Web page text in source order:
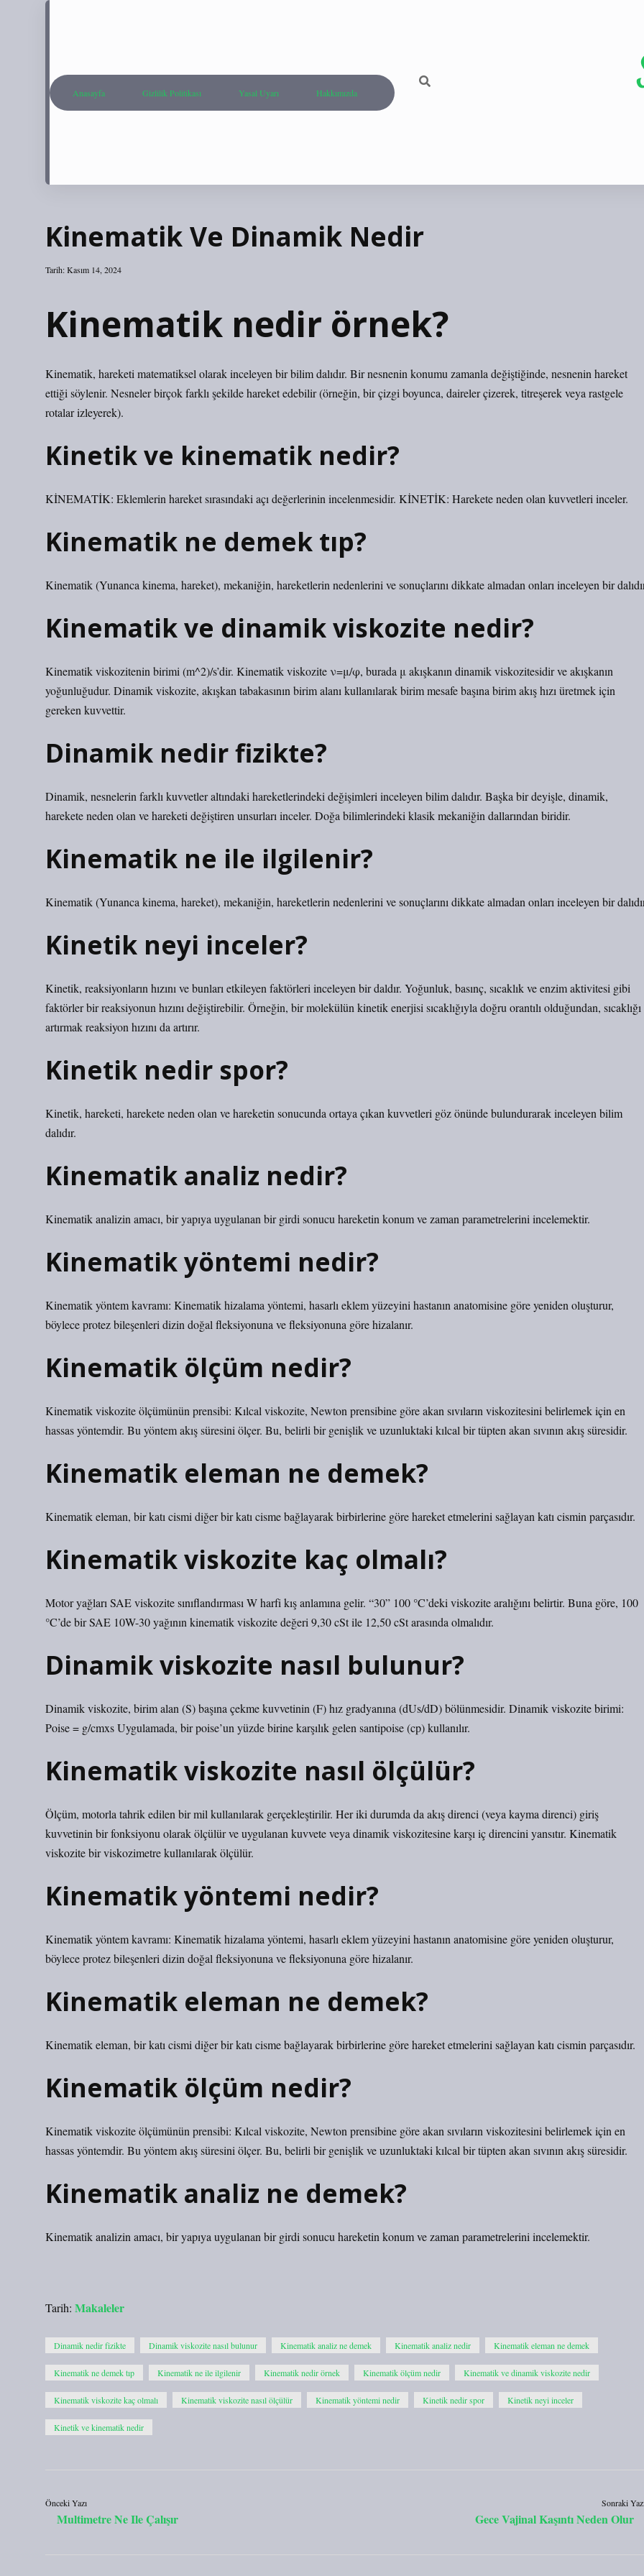
Anasayfa Gizlilik Politikası Yasal Uyarı Hakkımızda
Kinematik Ve Dinamik Nedir
Tarih: Kasım 14, 2024
Kinematik nedir örnek?
Kinematik, hareketi matematiksel olarak inceleyen bir bilim dalıdır. Bir nesnenin konumu zamanla değiştiğinde, nesnenin hareket
ettiği söylenir. Nesneler birçok farklı şekilde hareket edebilir (örneğin, bir çizgi boyunca, daireler çizerek, titreşerek veya rastgele
rotalar izleyerek).
Kinetik ve kinematik nedir?
KİNEMATİK: Eklemlerin hareket sırasındaki açı değerlerinin incelenmesidir. KİNETİK: Harekete neden olan kuvvetleri inceler.
Kinematik ne demek tıp?
Kinematik (Yunanca kinema, hareket), mekaniğin, hareketlerin nedenlerini ve sonuçlarını dikkate almadan onları inceleyen bir
Kinematik ve dinamik viskozite nedir?
Kinematik viskozitenin birimi (m^2)/s’dir. Kinematik viskozite ν=μ/φ, burada μ akışkanın dinamik viskozitesidir ve akışkanın
yoğunluğudur. Dinamik viskozite, akışkan tabakasının birim alanı kullanılarak birim mesafe başına birim akış hızı üretmek için
gereken kuvvettir.
Dinamik nedir fizikte?
Dinamik, nesnelerin farklı kuvvetler altındaki hareketlerindeki değişimleri inceleyen bilim dalıdır. Başka bir deyişle, dinamik,
harekete neden olan ve hareketi değiştiren unsurları inceler. Doğa bilimlerindeki klasik mekaniğin dallarından biridir.
Kinematik ne ile ilgilenir?
Kinematik (Yunanca kinema, hareket), mekaniğin, hareketlerin nedenlerini ve sonuçlarını dikkate almadan onları inceleyen bir
Kinetik neyi inceler?
Kinetik, reaksiyonların hızını ve bunları etkileyen faktörleri inceleyen bir daldır. Yoğunluk, basınç, sıcaklık ve enzim aktivitesi gibi
faktörler bir reaksiyonun hızını değiştirebilir. Örneğin, bir molekülün kinetik enerjisi sıcaklığıyla doğru orantılı olduğundan, sıcaklığı
artırmak reaksiyon hızını da artırır.
Kinetik nedir spor?
Kinetik, hareketi, harekete neden olan ve hareketin sonucunda ortaya çıkan kuvvetleri göz önünde bulundurarak inceleyen bilim
dalıdır.
Kinematik analiz nedir?
Kinematik analizin amacı, bir yapıya uygulanan bir girdi sonucu hareketin konum ve zaman parametrelerini incelemektir.
Kinematik yöntemi nedir?
Kinematik yöntem kavramı: Kinematik hizalama yöntemi, hasarlı eklem yüzeyini hastanın anatomisine göre yeniden oluşturur,
böylece protez bileşenleri dizin doğal fleksiyonuna ve fleksiyonuna göre hizalanır.
Kinematik ölçüm nedir?
Kinematik viskozite ölçümünün prensibi: Kılcal viskozite, Newton prensibine göre akan sıvıların viskozitesini belirlemek için en
hassas yöntemdir. Bu yöntem akış süresini ölçer. Bu, belirli bir genişlik ve uzunluktaki kılcal bir tüpten akan sıvının akış süresidir.
Kinematik eleman ne demek?
Kinematik eleman, bir katı cismi diğer bir katı cisme bağlayarak birbirlerine göre hareket etmelerini sağlayan katı cismin parçasıdır.
Kinematik viskozite kaç olmalı?
Motor yağları SAE viskozite sınıflandırması W harfi kış anlamına gelir. “30” 100 °C’deki viskozite aralığını belirtir. Buna göre, 100
°C’de bir SAE 10W-30 yağının kinematik viskozite değeri 9,30 cSt ile 12,50 cSt arasında olmalıdır.
Dinamik viskozite nasıl bulunur?
Dinamik viskozite, birim alan (S) başına çekme kuvvetinin (F) hız gradyanına (dUs/dD) bölünmesidir. Dinamik viskozite birimi:
Poise = g/cmxs Uygulamada, bir poise’un yüzde birine karşılık gelen santipoise (cp) kullanılır.
Kinematik viskozite nasıl ölçülür?
Ölçüm, motorla tahrik edilen bir mil kullanılarak gerçekleştirilir. Her iki durumda da akış direnci (veya kayma direnci) giriş
kuvvetinin bir fonksiyonu olarak ölçülür ve uygulanan kuvvete veya dinamik viskozitesine karşı iç direncini yansıtır. Kinematik
viskozite bir viskozimetre kullanılarak ölçülür.
Kinematik yöntemi nedir?
Kinematik yöntem kavramı: Kinematik hizalama yöntemi, hasarlı eklem yüzeyini hastanın anatomisine göre yeniden oluşturur,
böylece protez bileşenleri dizin doğal fleksiyonuna ve fleksiyonuna göre hizalanır.
Kinematik eleman ne demek?
Kinematik eleman, bir katı cismi diğer bir katı cisme bağlayarak birbirlerine göre hareket etmelerini sağlayan katı cismin parçasıdır.
Kinematik ölçüm nedir?
Kinematik viskozite ölçümünün prensibi: Kılcal viskozite, Newton prensibine göre akan sıvıların viskozitesini belirlemek için en
hassas yöntemdir. Bu yöntem akış süresini ölçer. Bu, belirli bir genişlik ve uzunluktaki kılcal bir tüpten akan sıvının akış süresidir.
Kinematik analiz ne demek?
Kinematik analizin amacı, bir yapıya uygulanan bir girdi sonucu hareketin konum ve zaman parametrelerini incelemektir.
Tarih: Makaleler
Dinamik nedir fizikte Dinamik viskozite nasıl bulunur Kinematik analiz ne demek Kinematik analiz nedir Kinematik eleman ne demek
Kinematik ne demek tıp Kinematik ne ile ilgilenir Kinematik nedir örnek Kinematik ölçüm nedir Kinematik ve dinamik viskozite nedir
Kinematik viskozite kaç olmalı Kinematik viskozite nasıl ölçülür Kinematik yöntemi nedir Kinetik nedir spor Kinetik neyi inceler
Kinetik ve kinematik nedir
Önceki Yazı
Multimetre Ne Ile Çalışır
Sonraki
Gece Vajinal Kaşıntı Neden Olur